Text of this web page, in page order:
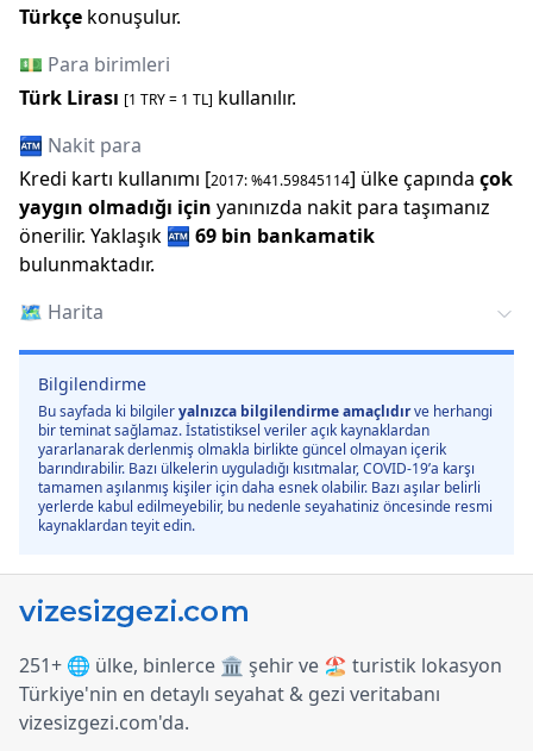
Türkçe konuşulur.
💵 Para birimleri
Türk Lirası [1 TRY= 1 TL] kullanılır.
🏧 Nakit para
Kredi kartı kullanımı [2017: %41.59845114] ülke çapında çok
yaygın olmadığı için yanınızda nakit para taşımanız
önerilir. Yaklaşık 🏧 69 bin bankamatik
bulunmaktadır.
🗺️ Harita
Bilgilendirme
Bu sayfada ki bilgileryalnızca bilgilendirme amaçlıdırve herhangi
bir teminat sağlamaz. İstatistiksel veriler açık kaynaklardan
yararlanarak derlenmiş olmakla birlikte güncel olmayan içerik
barındırabilir. Bazı ülkelerin uyguladığı kısıtmalar, COVID-19’a karşı
tamamen aşılanmış kişiler için daha esnek olabilir. Bazı aşılar belirli
yerlerde kabul edilmeyebilir, bu nedenle seyahatiniz öncesinde resmi
kaynaklardan teyit edin.
251+ 🌐 ülke, binlerce 🏛️ şehir ve 🏖️ turistik lokasyon
Türkiye'nin en detaylı seyahat & gezi veritabanı
vizesizgezi.com'da.